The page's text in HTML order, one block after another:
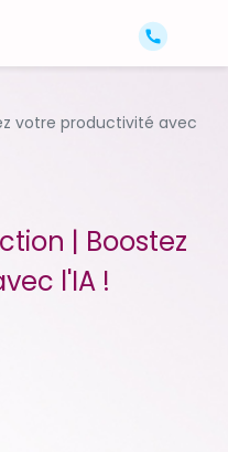
votre productivité avec
| Boostez
l'IA !